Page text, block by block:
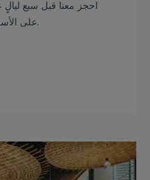
على الأسعار اليومية ووجبة إفطار مجانية.